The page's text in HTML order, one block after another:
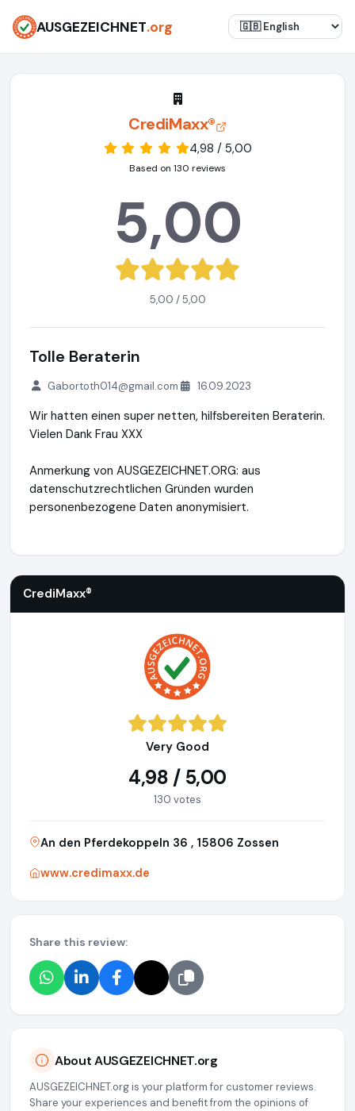
AUSGEZEICHNET.org
CrediMaxx®
4,98 / 5,00
Based on 130 reviews
5,00
5,00 / 5,00
Tolle Beraterin
Gabortoth014@gmail.com 16.09.2023
Wir hatten einen super netten, hilfsbereiten Beraterin.
Vielen Dank Frau XXX
Anmerkung von AUSGEZEICHNET.ORG: aus
datenschutzrechtlichen Gründen wurden
personenbezogene Daten anonymisiert.
CrediMaxx®
Very Good
4,98 / 5,00
130 votes
An den Pferdekoppeln 36 , 15806 Zossen
www.credimaxx.de
Share this review:
About AUSGEZEICHNET.org
AUSGEZEICHNET.org is your platform for customer reviews.
Share your experiences and benefit from the opinions of